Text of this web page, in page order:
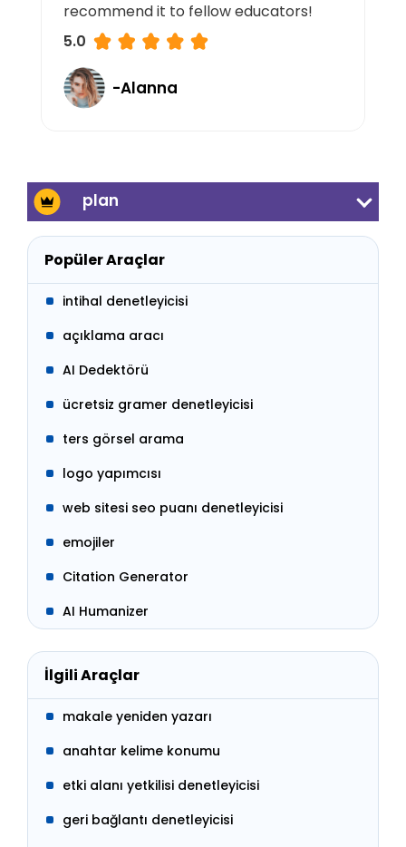
recommend it to fellow educators!
5.0
-Alanna
plan
Popüler Araçlar
intihal denetleyicisi
açıklama aracı
AI Dedektörü
ücretsiz gramer denetleyicisi
ters görsel arama
logo yapımcısı
web sitesi seo puanı denetleyicisi
emojiler
Citation Generator
AI Humanizer
İlgili Araçlar
makale yeniden yazarı
anahtar kelime konumu
etki alanı yetkilisi denetleyicisi
geri bağlantı denetleyicisi